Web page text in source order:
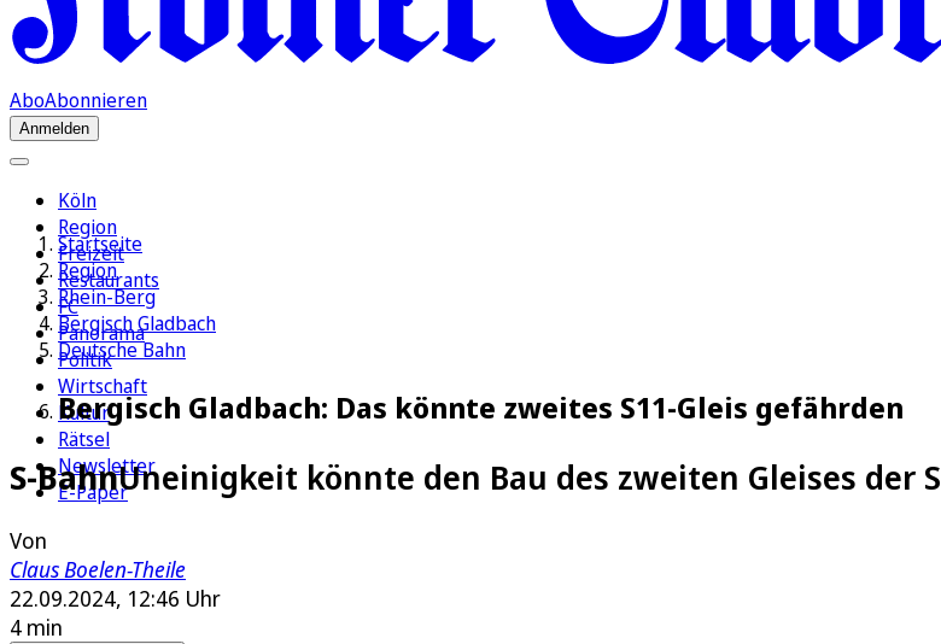
AboAbonnieren
Anmelden
Köln
Region
Freizeit
Restaurants
FC
Panorama
Politik
Wirtschaft
Kultur
Rätsel
Newsletter
E-Paper
Startseite
Region
Rhein-Berg
Bergisch Gladbach
Deutsche Bahn
Bergisch Gladbach: Das könnte zweites S11-Gleis gefährden
S-BahnUneinigkeit könnte den Bau des zweiten Gleises der
Von
Claus Boelen-Theile
22.09.2024, 12:46 Uhr
4 min